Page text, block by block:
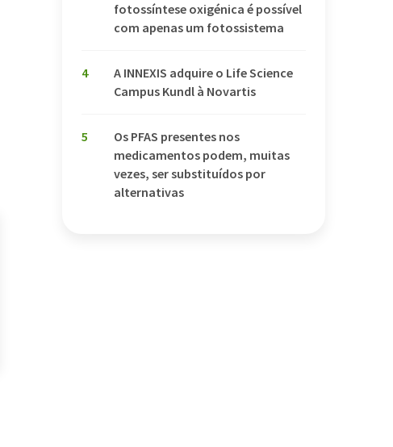
fotossíntese oxigénica é possível
com apenas um fotossistema
4
A INNEXIS adquire o Life Science
Campus Kundl à Novartis
5
Os PFAS presentes nos
medicamentos podem, muitas
vezes, ser substituídos por
alternativas